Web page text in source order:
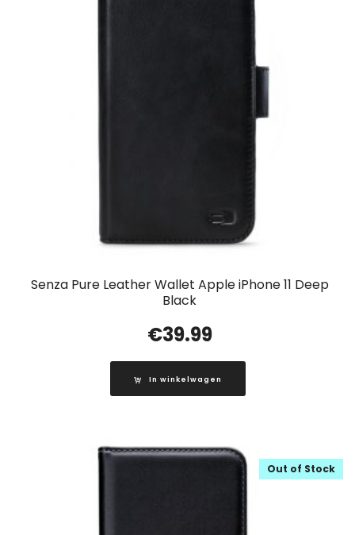
Senza Pure Leather Wallet Apple iPhone 11 Deep
Black
€39.99
In winkelwagen
Out of Stock